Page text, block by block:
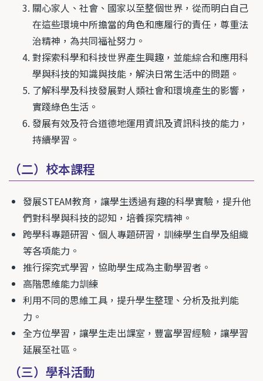
關心家人、社會、國家以至整個世界，從而明白自己
在這些環境中所擔當的角色和應履行的責任，尊重法
治精神，為共同福祉努力。
對探索科學和科技世界產生興趣，並能綜合和應用科
學與科技的知識與技能，解決日常生活中的問題。
了解科學及科技發展對人類社會和環境產生的影響，
實踐綠色生活。
發展有效及符合道德地運用資訊及資訊科技的能力，
持續學習。
（二）校本課程
發展STEAM教育，讓學生透過有趣的科學實驗，提升他
們對科學與科技的認知，培養探究精神。
跨學科專題研習、個人專題研習，訓練學生自學及組織
等各項能力。
推行探究式學習，協助學生成為主動學習者。
高階思維能力訓練
利用不同的思維工具，提升學生整理、分析及批判能
力。
全方位學習，讓學生走出課室，豐富學習經驗，讓學習
延展至社區。
（三）學科活動